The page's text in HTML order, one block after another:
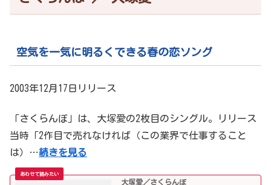
空気を一気に明るくできる春の恋ソング
2003年12月17日リリース
「さくらんぼ」は、大塚愛の2枚目のシングル。リリース
当時「2作目で売れなければ（この業界で仕事すること
は）…続きを見る
大塚愛／さくらんぼ